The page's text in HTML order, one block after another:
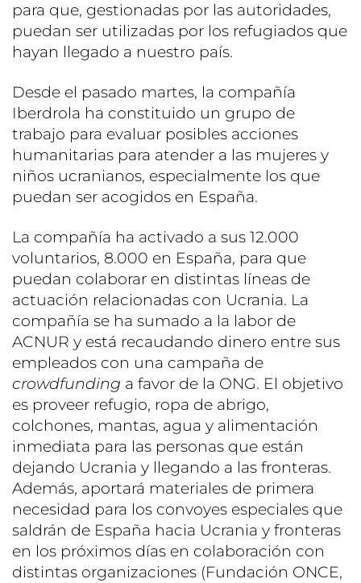
para que, gestionadas por las autoridades,
puedan ser utilizadas por los refugiados que
hayan llegado a nuestro país.
Desde el pasado martes, la compañía
Iberdrola ha constituido un grupo de
trabajo para evaluar posibles acciones
humanitarias para atender a las mujeres y
niños ucranianos, especialmente los que
puedan ser acogidos en España.
La compañía ha activado a sus 12.000
voluntarios, 8.000 en España, para que
puedan colaborar en distintas líneas de
actuación relacionadas con Ucrania. La
compañía se ha sumado a la labor de
ACNUR y está recaudando dinero entre sus
empleados con una campaña de
crowdfunding a favor de la ONG. El objetivo
es proveer refugio, ropa de abrigo,
colchones, mantas, agua y alimentación
inmediata para las personas que están
dejando Ucrania y llegando a las fronteras.
Además, aportará materiales de primera
necesidad para los convoyes especiales que
saldrán de España hacia Ucrania y fronteras
en los próximos días en colaboración con
distintas organizaciones (Fundación ONCE,